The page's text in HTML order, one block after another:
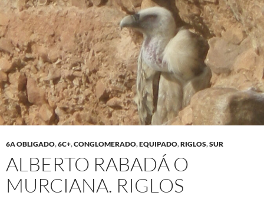
6A OBLIGADO,6C+,CONGLOMERADO,EQUIPADO,RIGLOS,SUR
ALBERTO RABADÁ O
MURCIANA. RIGLOS